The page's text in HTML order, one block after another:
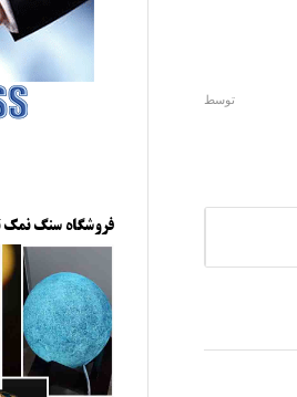
توسط
فروشگاه سنگ نمک